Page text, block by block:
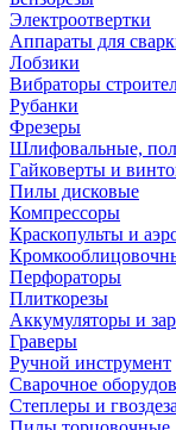
Электроотвертки
Аппараты для
Лобзики
Вибраторы
Рубанки
Фрезеры
Шлифовальные,
Гайковерты и
Пилы дисковые
Компрессоры
Краскопульты и
Перфораторы
Плиткорезы
Аккумуляторы и
Граверы
Ручной инструмент
Сварочное
Степлеры и